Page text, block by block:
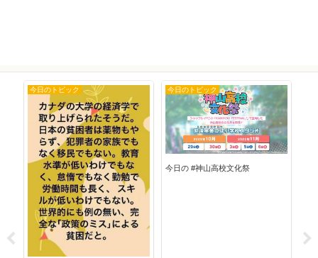
今日のトピック 今日のトピック
今日の #神山高校文化祭